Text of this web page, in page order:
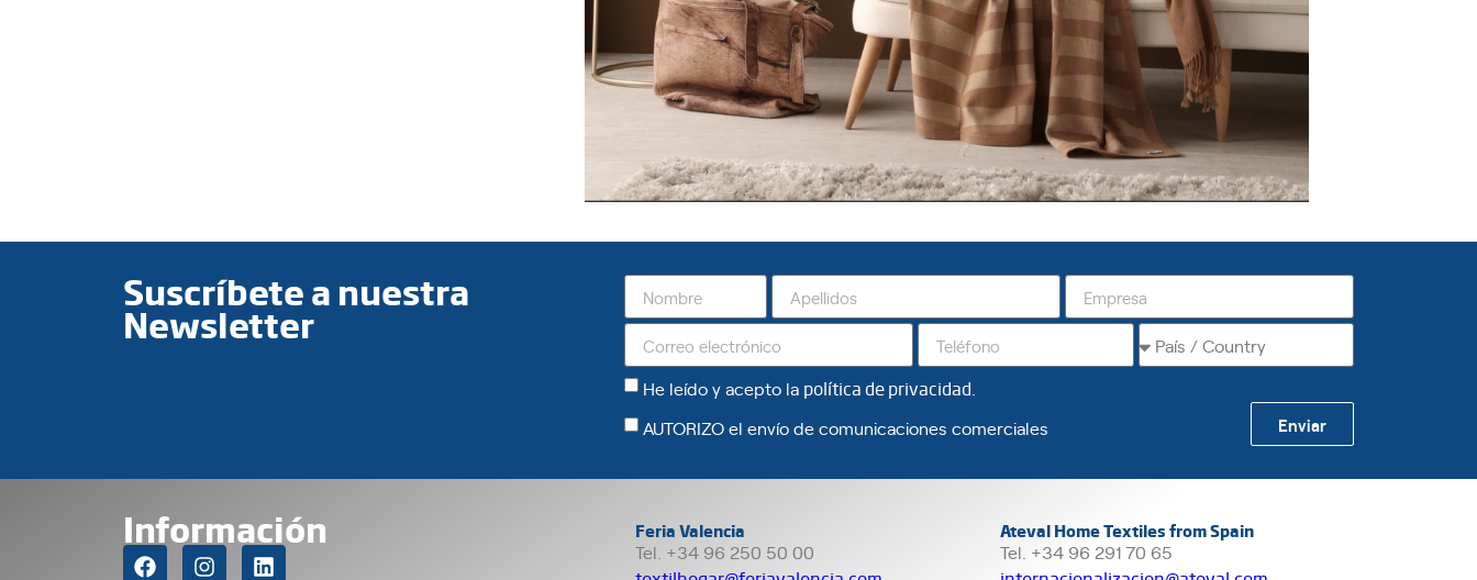
Suscríbete a nuestra
Newsletter
He leído y acepto la política de privacidad
AUTORIZO el envío de comunicaciones comerciales
Enviar
Información Feria Valencia
Tel. +34 96 250 50 00
Ateval Home Textiles from Spain
Tel. +34 96 291 70 65